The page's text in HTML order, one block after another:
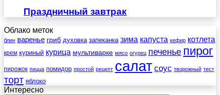
Праздничный завтрак
Облако меток
блин варенье гриб духовка запеканка зима капуста кефир котлета
крем куриный курица мультиварке мясо огурец печенье пирог
пирожок пицца помидор простой рецепт салат соус творожный тест
торт яблоко
Интересно